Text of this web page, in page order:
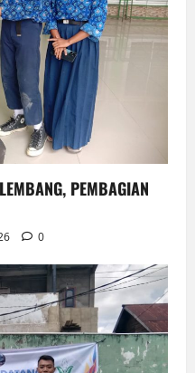
PEMBAGIAN
0